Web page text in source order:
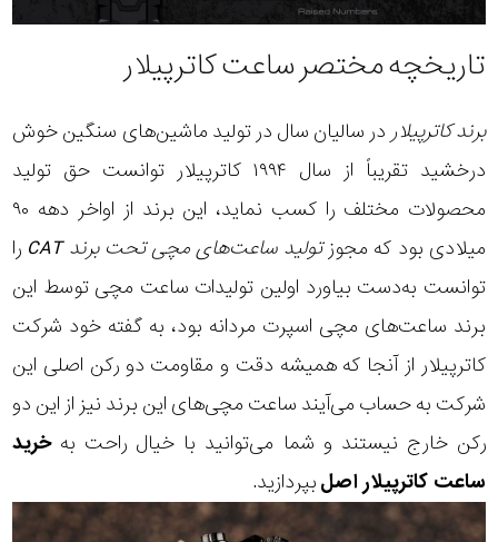
تاریخچه مختصر ساعت کاترپیلار
برند کاترپیلار در سالیان سال در تولید ماشین‌های سنگین خوش
درخشید تقریباً از سال ۱۹۹۴ کاترپیلار توانست حق تولید
محصولات مختلف را کسب نماید، این برند از اواخر دهه ۹۰
میلادی بود که مجوزتولید ساعت‌های مچی تحت برند CAT
را
توانست به‌دست بیاورد اولین تولیدات ساعت مچی توسط این
برند ساعت‌های مچی اسپرت مردانه بود، به گفته خود شرکت
کاترپیلار از آنجا که همیشه دقت و مقاومت دو رکن اصلی این
شرکت به حساب می‌آیند ساعت مچی‌های این برند نیز از این دو
رکن خارج نیستند و شما می‌توانید با خیال راحت بهخرید
ساعت کاترپیلار اصلبپردازید.